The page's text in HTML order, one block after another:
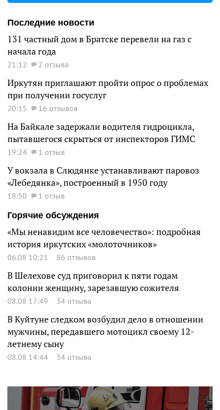
Последние новости
131 частный дом в Братске перевели на газ с
начала года
21:12 2 отзыва
Иркутян приглашают пройти опрос о проблемах
при получении госуслуг
20:15 16 отзывов
На Байкале задержали водителя гидроцикла,
пытавшегося скрыться от инспекторов ГИМС
19:24 1 отзыв
У вокзала в Слюдянке устанавливают паровоз
«Лебедянка», построенный в 1950 году
18:50
1 отзыв
Горячие обсуждения
«Мы ненавидим все человечество»: подробная
история иркутских «молоточников»
06.08 10:21 86 отзывов
В Шелехове суд приговорил к пяти годам
колонии женщину, зарезавшую сожителя
08.08 17:49 34 отзыва
В Куйтуне следком возбудил дело в отношении
мужчины, передавшего мотоцикл своему 12-
летнему сыну
08.08 14:44 34 отзыва